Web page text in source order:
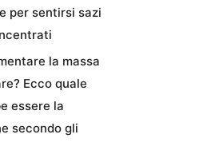
per sentirsi sazi
la massa
Ecco quale
essere la
secondo gli